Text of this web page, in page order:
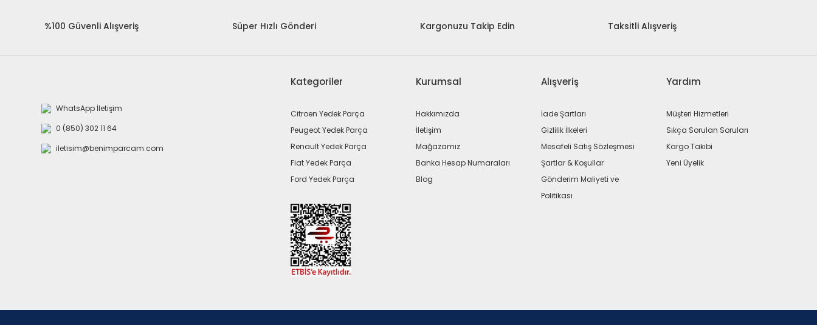
%100 Güvenli Alışveriş Süper Hızlı Gönderi Kargonuzu Takip Edin Taksitli Alışveriş
WhatsApp İletişim
0 (850) 302 11 64
iletisim@benimparcam.com
Kategoriler
Citroen Yedek Parça
Peugeot Yedek Parça
Renault Yedek Parça
Fiat Yedek Parça
Ford Yedek Parça
Kurumsal
Hakkımızda
İletişim
Mağazamız
Banka Hesap Numaraları
Blog
Alışveriş
İade Şartları
Gizlilik İlkeleri
Mesafeli Satış Sözleşmesi
Şartlar & Koşullar
Gönderim Maliyeti ve
Politikası
Yardım
Müşteri Hizmetleri
Sıkça Sorulan Soruları
Kargo Takibi
Yeni Üyelik